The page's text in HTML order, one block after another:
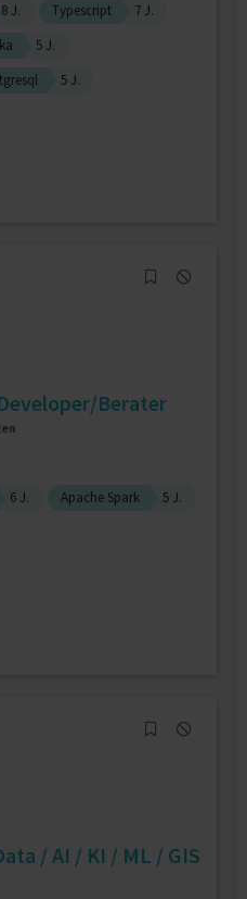
8 J. Typescript
7 J.
5 J.
5 J.
Berater
6 J. Apache Spark
5 J.
/ AI / KI / ML / GIS